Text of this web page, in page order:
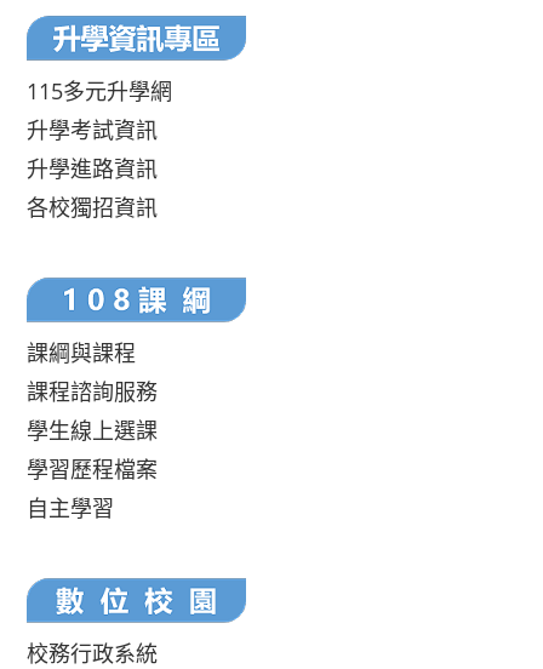
115多元升學網
升學考試資訊
升學進路資訊
各校獨招資訊
課綱與課程
課程諮詢服務
學生線上選課
學習歷程檔案
自主學習
校務行政系統